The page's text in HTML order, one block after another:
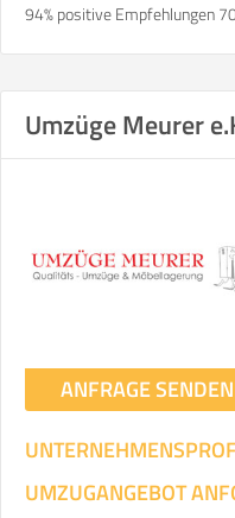
94% positive Empfehlungen
Umzüge Meurer
ANFRAGE SENDEN
UMZUGANGEBOT